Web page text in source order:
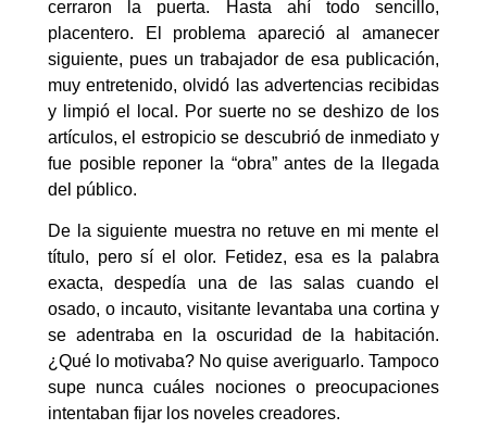
cerraron la puerta. Hasta ahí todo sencillo,
placentero. El problema apareció al amanecer
siguiente, pues un trabajador de esa publicación,
muy entretenido, olvidó las advertencias recibidas
y limpió el local. Por suerte no se deshizo de los
artículos, el estropicio se descubrió de inmediato y
fue posible reponer la “obra” antes de la llegada
del público.
De la siguiente muestra no retuve en mi mente el
título, pero sí el olor. Fetidez, esa es la palabra
exacta, despedía una de las salas cuando el
osado, o incauto, visitante levantaba una cortina y
se adentraba en la oscuridad de la habitación.
¿Qué lo motivaba? No quise averiguarlo. Tampoco
supe nunca cuáles nociones o preocupaciones
intentaban fijar los noveles creadores.